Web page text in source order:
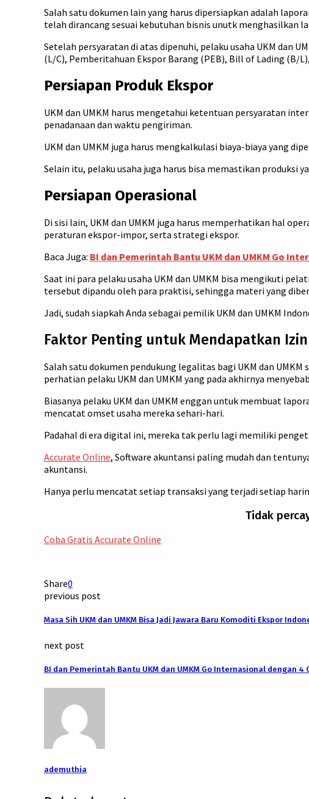
Salah satu dokumen lain yang harus dipersiapkan adalah
telah dirancang sesuai kebutuhan bisnis unutk menghasilkan
Setelah persyaratan di atas dipenuhi, pelaku usaha UKM dan
(L/C), Pemberitahuan Ekspor Barang (PEB), Bill of Lading (B/
Persiapan Produk Ekspor
UKM dan UMKM harus mengetahui ketentuan persyaratan
penadanaan dan waktu pengiriman.
UKM dan UMKM juga harus mengkalkulasi biaya-biaya yang
Selain itu, pelaku usaha juga harus bisa memastikan produksi
Persiapan Operasional
Di sisi lain, UKM dan UMKM juga harus memperhatikan hal
peraturan ekspor-impor, serta strategi ekspor.
Baca Juga: BI dan Pemerintah Bantu UKM dan UMKM Go
Saat ini para pelaku usaha UKM dan UMKM bisa mengikuti
tersebut dipandu oleh para praktisi, sehingga materi yang
Jadi, sudah siapkah Anda sebagai pemilik UKM dan UMKM
Faktor Penting untuk Mendapatkan
Salah satu dokumen pendukung legalitas bagi UKM dan
perhatian pelaku UKM dan UMKM yang pada akhirnya
Biasanya pelaku UKM dan UMKM enggan untuk membuat
mencatat omset usaha mereka sehari-hari.
Padahal di era digital ini, mereka tak perlu lagi memiliki
Accurate Online, Software akuntansi paling mudah dan
akuntansi.
Hanya perlu mencatat setiap transaksi yang terjadi setiap
Tidak
Coba Gratis Accurate Online
Share0
previous post
Masa Sih UKM dan UMKM Bisa Jadi Jawara Baru Komoditi Ekspor
next post
BI dan Pemerintah Bantu UKM dan UMKM Go Internasional dengan 4
ademuthia